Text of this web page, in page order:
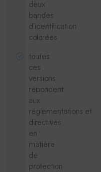
deux
bandes
d'identification
colorées
toutes
ces
versions
répondent
aux
réglementations et
directives
en
matière
de
protection